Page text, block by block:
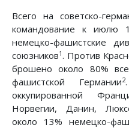
Всего на советско-
командование к июлю
немецко-фашистские
союзников1. Против
брошено около 80%
фашистской Германии2
оккупированной
Норвегии, Данин,
около 13% немецко-